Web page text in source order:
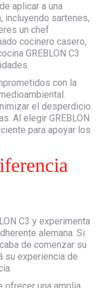
aplicar a una
incluyendo sartenes,
un chef
cocinero casero,
GREBLON C3
con la
el desperdicio
Al elegir GREBLON
para apoyar los
C3 y experimenta
alemana. Si
de comenzar su
su experiencia de